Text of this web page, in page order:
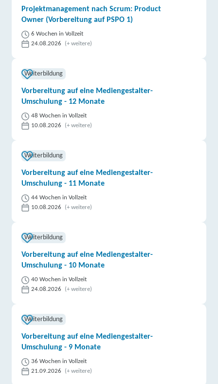
Projektmanagement nach Scrum: Product
Owner (Vorbereitung auf PSPO 1)
6 Wochen in Vollzeit
24.08.2026
(+ weitere)
Weiterbildung
Vorbereitung auf eine Mediengestalter-
Umschulung - 12 Monate
48 Wochen in Vollzeit
10.08.2026
(+ weitere)
Weiterbildung
Vorbereitung auf eine Mediengestalter-
Umschulung - 11 Monate
44 Wochen in Vollzeit
10.08.2026
(+ weitere)
Weiterbildung
Vorbereitung auf eine Mediengestalter-
Umschulung - 10 Monate
40 Wochen in Vollzeit
24.08.2026
(+ weitere)
Weiterbildung
Vorbereitung auf eine Mediengestalter-
Umschulung - 9 Monate
36 Wochen in Vollzeit
21.09.2026
(+ weitere)